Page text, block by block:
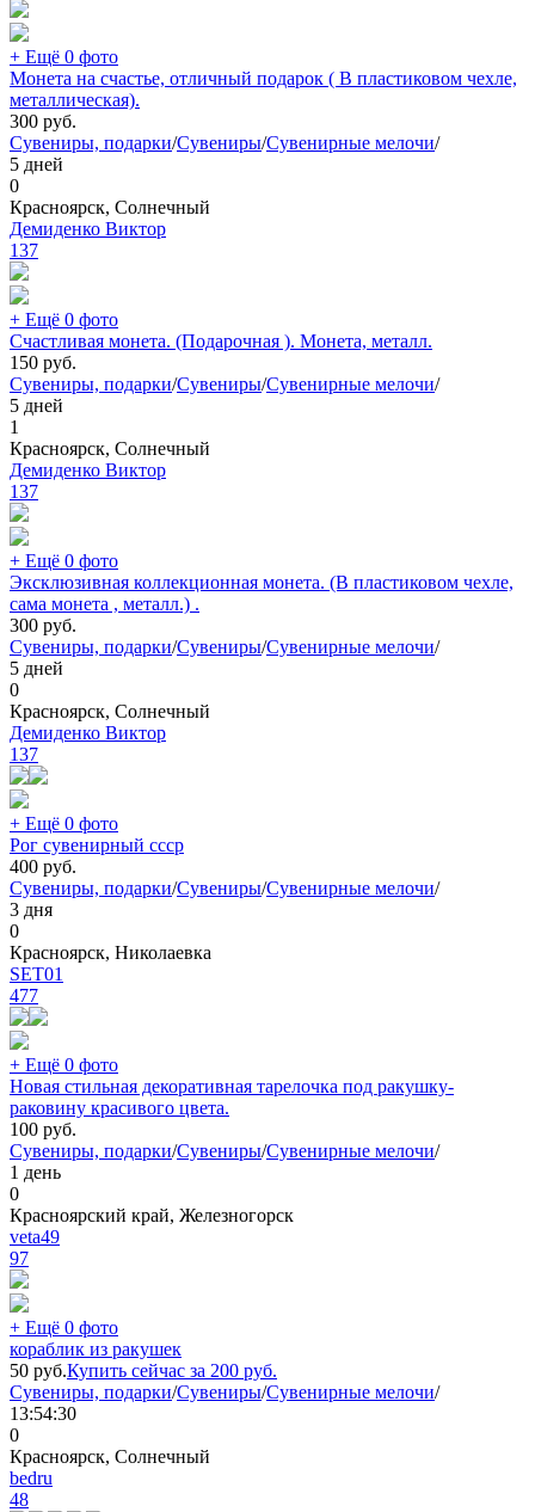
+ Ещё 0 фото
Монета на счастье, отличный подарок ( В пластиковом чехле,
металлическая).
300 руб.
Сувениры, подарки/Сувениры/Сувенирные мелочи/
5 дней
0
Красноярск, Солнечный
Демиденко Виктор
137
+ Ещё 0 фото
Счастливая монета. (Подарочная ). Монета, металл.
150 руб.
Сувениры, подарки/Сувениры/Сувенирные мелочи/
5 дней
1
Красноярск, Солнечный
Демиденко Виктор
137
+ Ещё 0 фото
Эксклюзивная коллекционная монета. (В пластиковом чехле,
сама монета , металл.) .
300 руб.
Сувениры, подарки/Сувениры/Сувенирные мелочи/
5 дней
0
Красноярск, Солнечный
Демиденко Виктор
137
+ Ещё 0 фото
Рог сувенирный ссср
400 руб.
Сувениры, подарки/Сувениры/Сувенирные мелочи/
3 дня
0
Красноярск, Николаевка
SET01
477
+ Ещё 0 фото
Новая стильная декоративная тарелочка под ракушку-
раковину красивого цвета.
100 руб.
Сувениры, подарки/Сувениры/Сувенирные мелочи/
1 день
0
Красноярский край, Железногорск
veta49
97
+ Ещё 0 фото
кораблик из ракушек
50 руб.Купить сейчас за 200 руб.
Сувениры, подарки/Сувениры/Сувенирные мелочи/
13:54:30
0
Красноярск, Солнечный
bedru
48